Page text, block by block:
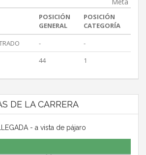
Meta
POSICIÓN
GENERAL
POSICIÓN
CATEGORÍA
-
-
44 1
DE LA CARRERA
- a vista de pájaro